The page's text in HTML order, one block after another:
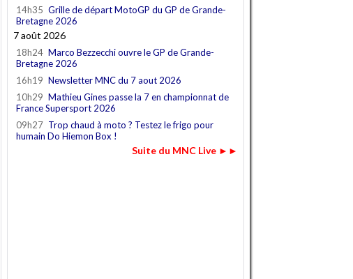
14h35 Grille de départ MotoGP du GP de Grande-
Bretagne 2026
7 août 2026
18h24 Marco Bezzecchi ouvre le GP de Grande-
Bretagne 2026
16h19 Newsletter MNC du 7 aout 2026
10h29 Mathieu Gines passe la 7 en championnat de
France Supersport 2026
09h27 Trop chaud à moto ? Testez le frigo pour
humain Do Hiemon Box !
Suite du MNC Live ►►